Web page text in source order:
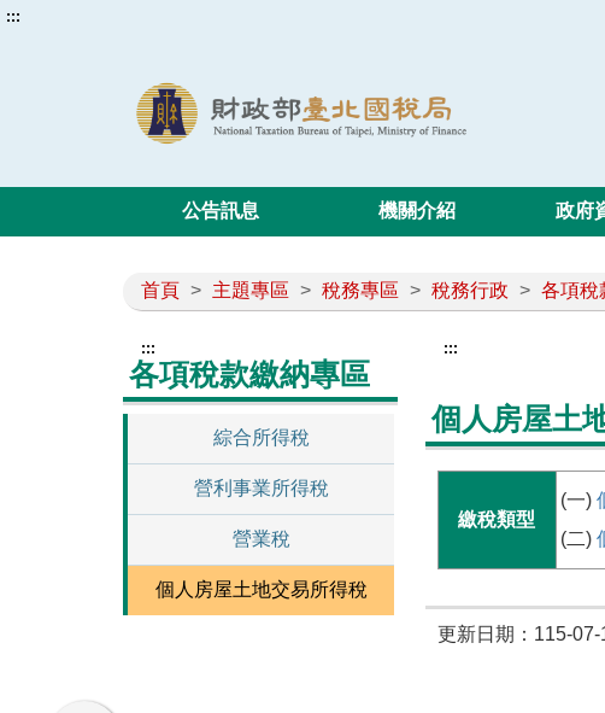
:::
公告訊息 機關介紹 政府
首頁 > 主題專區 > 稅務專區 > 稅務行政 > 各項稅
:::
各項稅款繳納專區
綜合所得稅
營利事業所得稅
營業稅
個人房屋土地交易所得稅
:::
個人房屋土
繳稅類型
(一)
(二)
更新日期：115-07-